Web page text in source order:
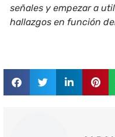
señales y empezar a
hallazgos en función